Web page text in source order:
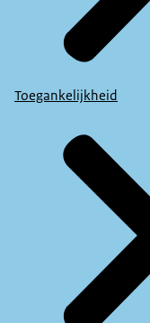
Toegankelijkheid